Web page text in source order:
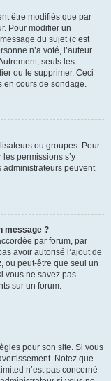
être modifiés que par
Pour modifier un
du sujet (c’est
n’a voté, l’auteur
seuls les
ou le supprimer. Ceci
en cours de sondage.
ou groupes. Pour
les permissions s’y
administrateurs peuvent
message ?
par forum, par
avoir autorisé l’ajout de
ou peut-être que seul un
vous ne savez pas
sur un forum.
pour son site. Si vous
Notez que
n’est pas concerné